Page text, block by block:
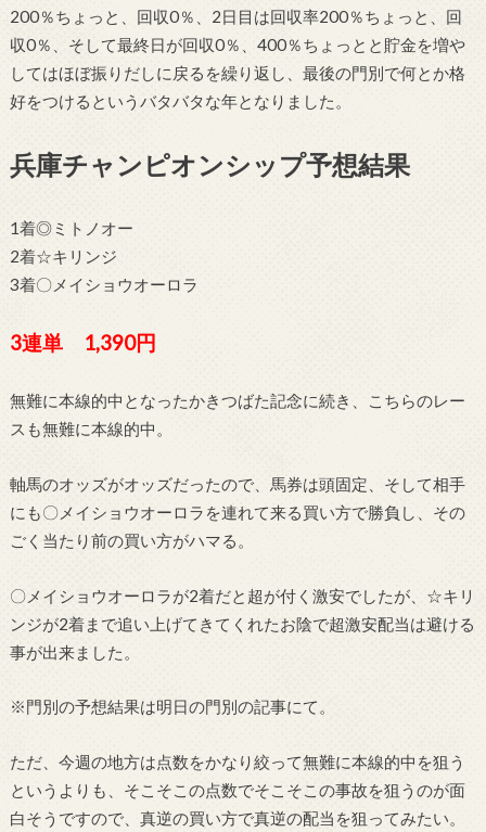
200％ちょっと、回収0％、2日目は回収率200％ちょっと、回
収0％、そして最終日が回収0％、400％ちょっとと貯金を増や
してはほぼ振りだしに戻るを繰り返し、最後の門別で何とか格
好をつけるというバタバタな年となりました。
兵庫チャンピオンシップ予想結果
1着◎ミトノオー
2着☆キリンジ
3着〇メイショウオーロラ
3連単 1,390円
無難に本線的中となったかきつばた記念に続き、こちらのレー
スも無難に本線的中。
軸馬のオッズがオッズだったので、馬券は頭固定、そして相手
にも〇メイショウオーロラを連れて来る買い方で勝負し、その
ごく当たり前の買い方がハマる。
〇メイショウオーロラが2着だと超が付く激安でしたが、☆キリ
ンジが2着まで追い上げてきてくれたお陰で超激安配当は避ける
事が出来ました。
※門別の予想結果は明日の門別の記事にて。
ただ、今週の地方は点数をかなり絞って無難に本線的中を狙う
というよりも、そこそこの点数でそこそこの事故を狙うのが面
白そうですので、真逆の買い方で真逆の配当を狙ってみたい。